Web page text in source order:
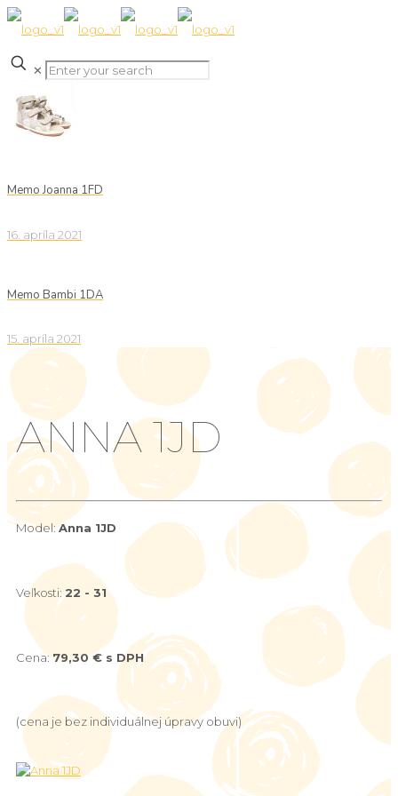
✕
Memo Joanna 1FD
16. apríla 2021
Memo Bambi 1DA
15. apríla 2021
ANNA 1JD
Model:Anna 1JD
Veľkosti:22 - 31
Cena:79,30 € s DPH
(cena je bez individuálnej úpravy obuvi)